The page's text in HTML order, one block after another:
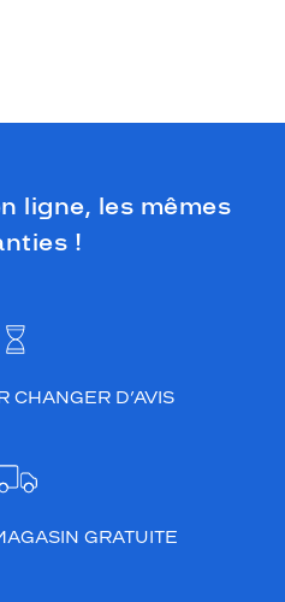
ligne, les mêmes
!
CHANGER D’AVIS
GRATUITE